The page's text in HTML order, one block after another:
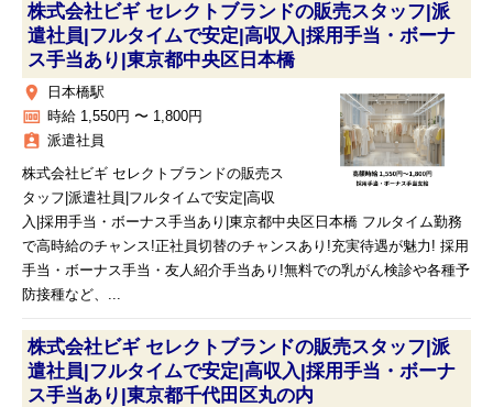
株式会社ビギ セレクトブランドの販売スタッフ|派
遣社員|フルタイムで安定|高収入|採用手当・ボーナ
ス手当あり|東京都中央区日本橋
place 日本橋駅
money 時給 1,550円 〜 1,800円
assignment_ind 派遣社員
株式会社ビギ セレクトブランドの販売ス
タッフ|派遣社員|フルタイムで安定|高収
入|採用手当・ボーナス手当あり|東京都中央区日本橋 フルタイム勤務
で高時給のチャンス!正社員切替のチャンスあり!充実待遇が魅力! 採用
手当・ボーナス手当・友人紹介手当あり!無料での乳がん検診や各種予
防接種など、...
株式会社ビギ セレクトブランドの販売スタッフ|派
遣社員|フルタイムで安定|高収入|採用手当・ボーナ
ス手当あり|東京都千代田区丸の内